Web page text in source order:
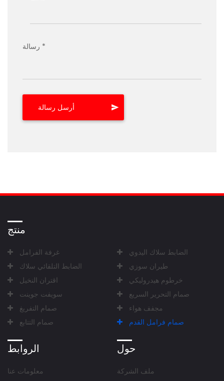
رسالة *
منتج
غرفة الفرامل
الضابط سلاك اليدوي
الضابط التلقائي سلاك
طيران سوزي
اقتران النخيل
خرطوم هيدروليكي
سويفت جوينت
صمام التحرير السريع
صمام التفريغ
مجفف هواء
صمام التتابع
صمام فرامل القدم
الروابط
معلومات عنا
حول
ملف الشركة